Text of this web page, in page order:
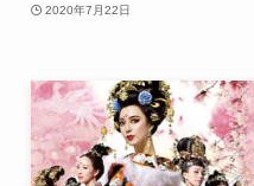
2020年7月22日